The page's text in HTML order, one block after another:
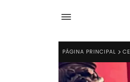
PÁGINA PRINCIPAL